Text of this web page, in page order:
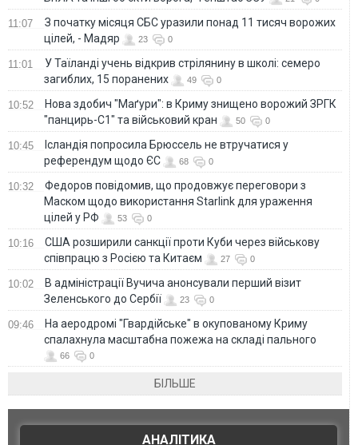
11:07
З початку місяця СБС уразили понад 11 тисяч ворожих
цілей, - Мадяр
23 0
11:01
У Таїланді учень відкрив стрілянину в школі: семеро
загиблих, 15 поранених
49 0
10:52
Нова здобич "Маґури": в Криму знищено ворожий ЗРГК
"панцирь-С1" та військовий кран
50 0
10:45
Ісландія попросила Брюссель не втручатися у
референдум щодо ЄС
68 0
10:32
Федоров повідомив, що продовжує переговори з
Маском щодо використання Starlink для ураження
цілей у РФ
53 0
10:16
США розширили санкції проти Куби через військову
співпрацю з Росією та Китаєм
27 0
10:02
В адміністрації Вучича анонсували перший візит
Зеленського до Сербії
23 0
09:46
На аеродромі "Гвардійське" в окупованому Криму
спалахнула масштабна пожежа на складі пального
66 0
БІЛЬШЕ
АНАЛІТИКА